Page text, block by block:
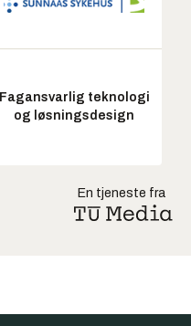
Fagansvarlig teknologi
og løsningsdesign
En tjeneste fra